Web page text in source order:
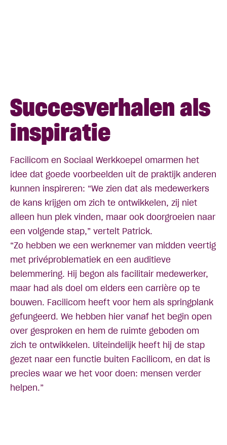
Succesverhalen als
inspiratie
Facilicom en Sociaal Werkkoepel omarmen het
idee dat goede voorbeelden uit de praktijk anderen
kunnen inspireren: “We zien dat als medewerkers
de kans krijgen om zich te ontwikkelen, zij niet
alleen hun plek vinden, maar ook doorgroeien naar
een volgende stap,” vertelt Patrick.
“Zo hebben we een werknemer van midden veertig
met privéproblematiek en een auditieve
belemmering. Hij begon als facilitair medewerker,
maar had als doel om elders een carrière op te
bouwen. Facilicom heeft voor hem als springplank
gefungeerd. We hebben hier vanaf het begin open
over gesproken en hem de ruimte geboden om
zich te ontwikkelen. Uiteindelijk heeft hij de stap
gezet naar een functie buiten Facilicom, en dat is
precies waar we het voor doen: mensen verder
helpen.”